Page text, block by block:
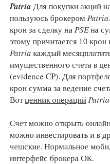
Patria Для покупки акций
пользуюсь брокером
крон за сделку наPSEна
этому причитается 10
Patria каждый
имущественного счета в
(evidence CP). Для
крон сумма за ведение
Вотценник операцийPatria
Счет можно открыть
можно инвестировать и в
чешские. Нормальное
интерфейс брокера ОК.